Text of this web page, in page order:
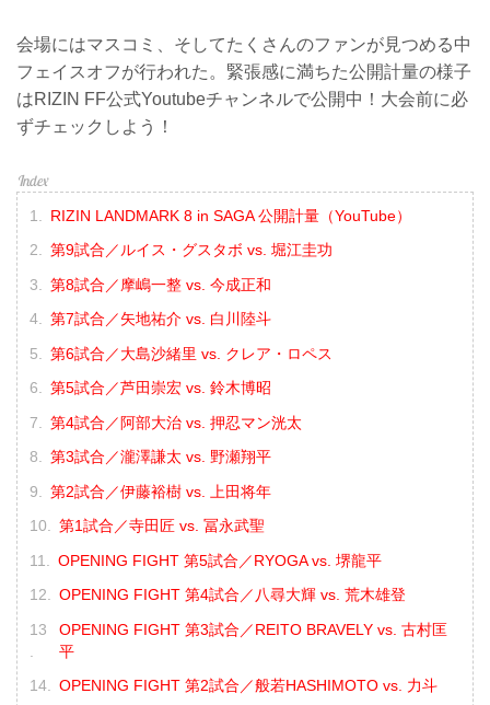
会場にはマスコミ、そしてたくさんのファンが見つめる中
フェイスオフが行われた。緊張感に満ちた公開計量の様子
はRIZIN FF公式Youtubeチャンネルで公開中！大会前に必
ずチェックしよう！
RIZIN LANDMARK 8 in SAGA 公開計量（YouTube）
第9試合／ルイス・グスタボ vs. 堀江圭功
第8試合／摩嶋一整 vs. 今成正和
第7試合／矢地祐介 vs. 白川陸斗
第6試合／大島沙緒里 vs. クレア・ロペス
第5試合／芦田崇宏 vs. 鈴木博昭
第4試合／阿部大治 vs. 押忍マン洸太
第3試合／瀧澤謙太 vs. 野瀬翔平
第2試合／伊藤裕樹 vs. 上田将年
第1試合／寺田匠 vs. 冨永武聖
OPENING FIGHT 第5試合／RYOGA vs. 堺龍平
OPENING FIGHT 第4試合／八尋大輝 vs. 荒木雄登
OPENING FIGHT 第3試合／REITO BRAVELY vs. 古村匡
平
OPENING FIGHT 第2試合／般若HASHIMOTO vs. 力斗